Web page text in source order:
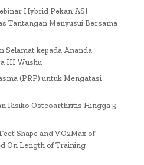
Hybrid Pekan ASI
Tantangan Menyusui Bersama
Selamat kepada Ananda
III Wushu
(PRP) untuk Mengatasi
Risiko Osteoarthritis Hingga 5
Shape and VO2Max of
On Length of Training